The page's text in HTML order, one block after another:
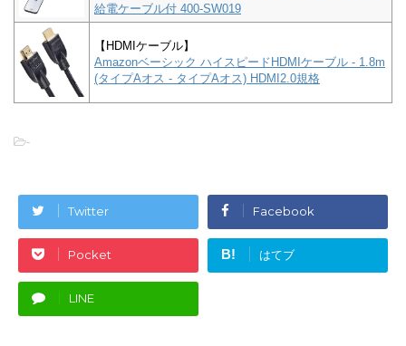
給電ケーブル付 400-SW019
【HDMIケーブル】
Amazonベーシック ハイスピードHDMIケーブル - 1.8m
(タイプAオス - タイプAオス) HDMI2.0規格
-
Twitter Facebook
Pocket B! はてブ
LINE